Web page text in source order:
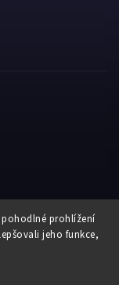
prohlížení
jeho funkce,